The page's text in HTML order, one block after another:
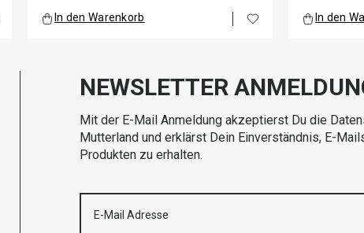
In den Warenkorb In den
NEWSLETTER
Mit der E-Mail Anmeldung akzeptierst Du die
Mutterland und erklärst Dein Einverständnis, E-
Produkten zu erhalten.